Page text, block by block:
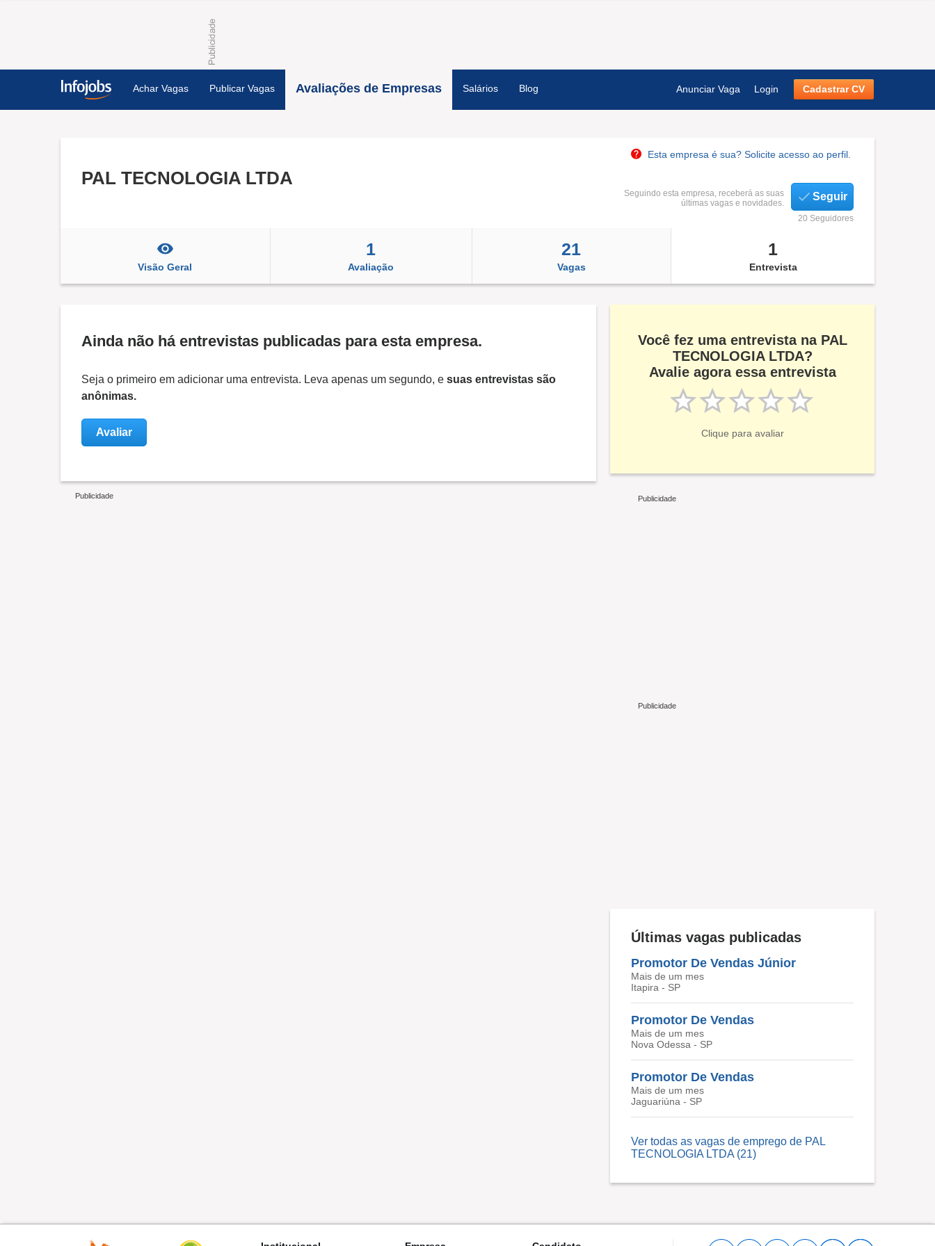
Achar Vagas Publicar Vagas Avaliações de Empresas Salários Blog Anunciar Vaga Login Cadastrar CV
Esta empresa é sua? Solicite acesso ao perfil.
PAL TECNOLOGIA LTDA
Seguindo esta empresa, receberá as suas
últimas vagas e novidades.
Seguir
20 Seguidores
Visão Geral
1
Avaliação
21
Vagas
1
Entrevista
Ainda não há entrevistas publicadas para esta empresa.
Seja o primeiro em adicionar uma entrevista. Leva apenas um segundo, e suas entrevistas são
anônimas.
Avaliar
Você fez uma entrevista na PAL
TECNOLOGIA LTDA?
Avalie agora essa entrevista
Clique para avaliar
Últimas vagas publicadas
Promotor De Vendas Júnior
Mais de um mes
Itapira - SP
Promotor De Vendas
Mais de um mes
Nova Odessa - SP
Promotor De Vendas
Mais de um mes
Jaguariúna - SP
Ver todas as vagas de emprego de PAL
TECNOLOGIA LTDA (21)